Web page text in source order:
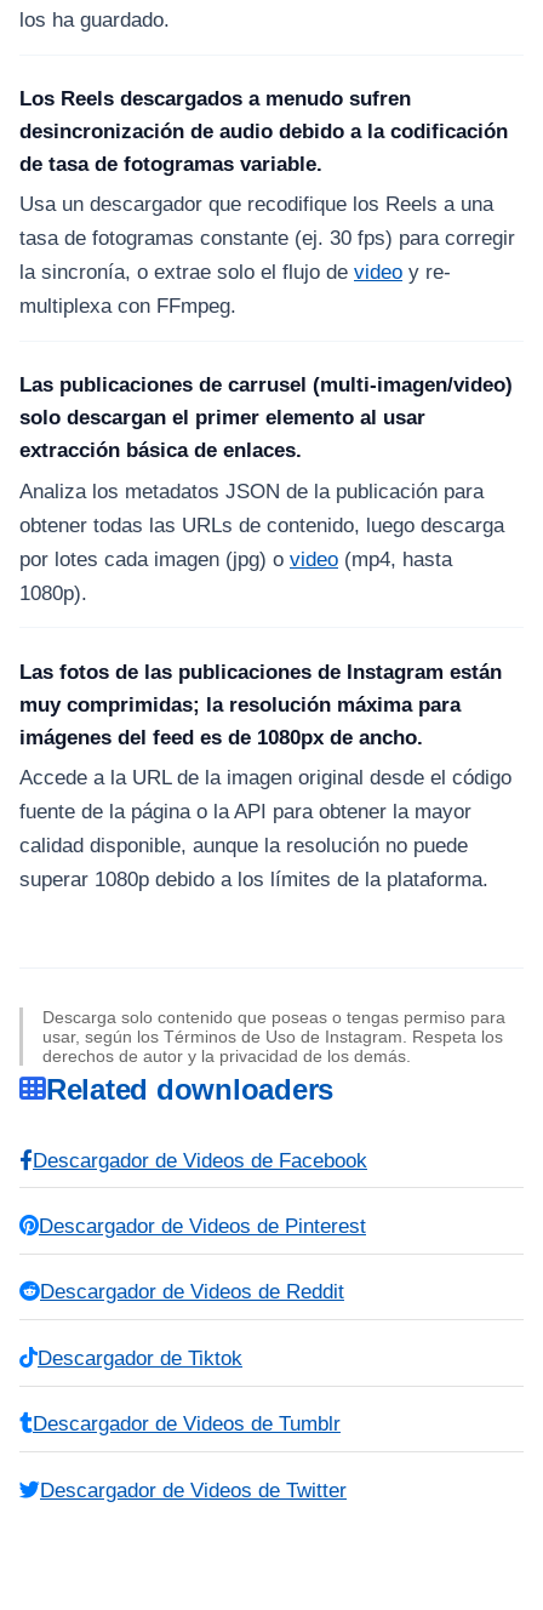
los ha guardado.
Los Reels descargados a menudo sufren
desincronización de audio debido a la codificación
de tasa de fotogramas variable.
Usa un descargador que recodifique los Reels a una
tasa de fotogramas constante (ej. 30 fps) para corregir
la sincronía, o extrae solo el flujo de video y re-
multiplexa con FFmpeg.
Las publicaciones de carrusel (multi-imagen/video)
solo descargan el primer elemento al usar
extracción básica de enlaces.
Analiza los metadatos JSON de la publicación para
obtener todas las URLs de contenido, luego descarga
por lotes cada imagen (jpg) o video (mp4, hasta
1080p).
Las fotos de las publicaciones de Instagram están
muy comprimidas; la resolución máxima para
imágenes del feed es de 1080px de ancho.
Accede a la URL de la imagen original desde el código
fuente de la página o la API para obtener la mayor
calidad disponible, aunque la resolución no puede
superar 1080p debido a los límites de la plataforma.
Descarga solo contenido que poseas o tengas permiso para
usar, según los Términos de Uso de Instagram. Respeta los
derechos de autor y la privacidad de los demás.
Related downloaders
Descargador de Videos de Facebook
Descargador de Videos de Pinterest
Descargador de Videos de Reddit
Descargador de Tiktok
Descargador de Videos de Tumblr
Descargador de Videos de Twitter